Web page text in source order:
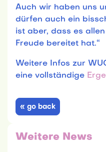
Auch wir haben uns
dürfen auch ein
ist aber, dass es
Freude bereitet hat.“
Weitere Infos zur
eine vollständige
« go back
Weitere News